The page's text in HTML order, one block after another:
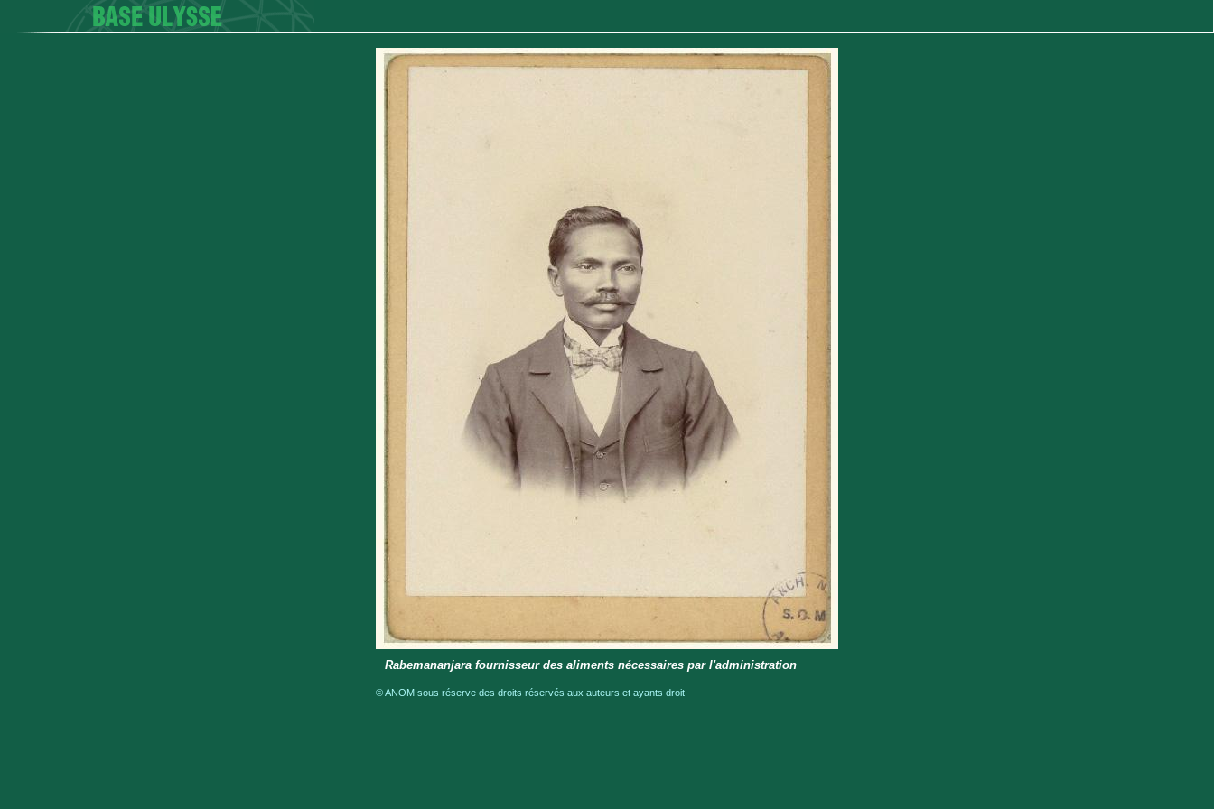
Rabemananjara fournisseur des aliments nécessaires par l'administration
© ANOM sous réserve des droits réservés aux auteurs et ayants droit